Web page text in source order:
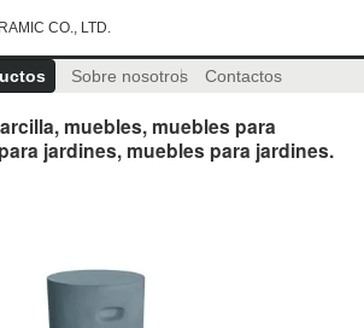
CO., LTD.
Sobre nosotros Contactos
muebles, muebles para
jardines, muebles para jardines.